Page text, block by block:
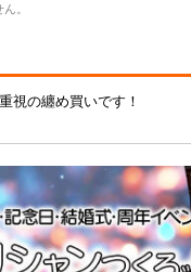
。
視の纏め買いです！